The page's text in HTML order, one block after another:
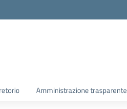
Amministrazione trasparente